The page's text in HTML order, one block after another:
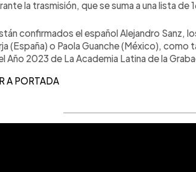
la trasmisión, que se suma a una lista de
confirmados el español Alejandro Sanz,
(España) o Paola Guanche (México), como
Año 2023 de La Academia Latina de la
A PORTADA